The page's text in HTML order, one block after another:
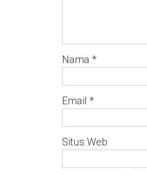
Nama *
Email *
Situs Web